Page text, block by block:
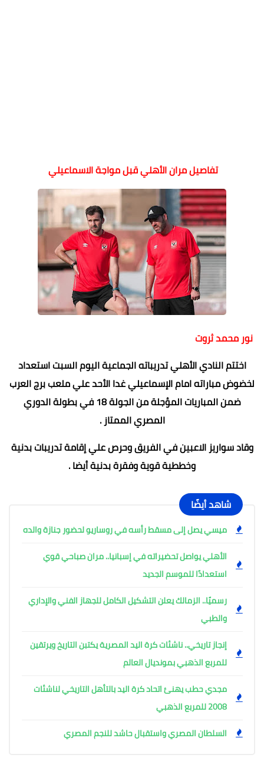
تفاصيل مران الأهلي قبل مواجة الاسماعيلي
نور محمد ثروت
اختتم النادي الأهلي تدريباته الجماعية اليوم السبت استعداد
لخضوض مباراته امام الإسماعيلي غدا الأحد علي ملعب برج العرب
ضمن المباريات المؤجلة من الجولة 18 في بطولة الدوري
المصري الممتاز .
وقاد سواريز الاعبين في الفريق وحرص علي إقامة تدريبات بدنية
وخططية قوية وفقرة بدنية أيضا .
شاهد أيضًا
ميسي يصل إلى مسقط رأسه في روساريو لحضور جنازة والده
الأهلي يواصل تحضيراته في إسبانيا.. مران صباحي قوي
استعدادًا للموسم الجديد
رسميًا.. الزمالك يعلن التشكيل الكامل للجهاز الفني والإداري
والطبي
إنجاز تاريخي.. ناشئات كرة اليد المصرية يكتبن التاريخ ويرتقين
للمربع الذهبي بمونديال العالم
مجدي حطب يهنئ اتحاد كرة اليد بالتأهل التاريخي لناشئات
2008 للمربع الذهبي
السلطان المصري واستقبال حاشد للنجم المصري